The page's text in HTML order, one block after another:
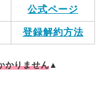
公式ページ
登録解約方法
かりません▲